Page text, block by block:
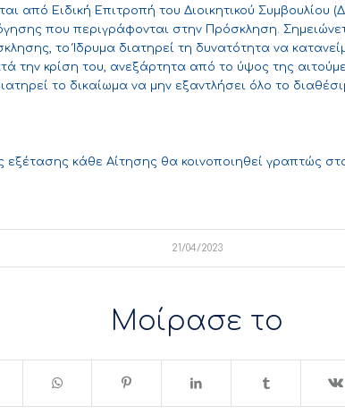
από Ειδική Επιτροπή του Διοικητικού Συμβουλίου
που περιγράφονται στην Πρόσκληση.
το Ίδρυμα διατηρεί τη δυνατότητα να
την κρίση του, ανεξάρτητα από το ύψος της
το δικαίωμα να μην εξαντλήσει όλο το
εξέτασης κάθε Αίτησης θα κοινοποιηθεί γραπτώς
21/04/2023
Μοίρασε το